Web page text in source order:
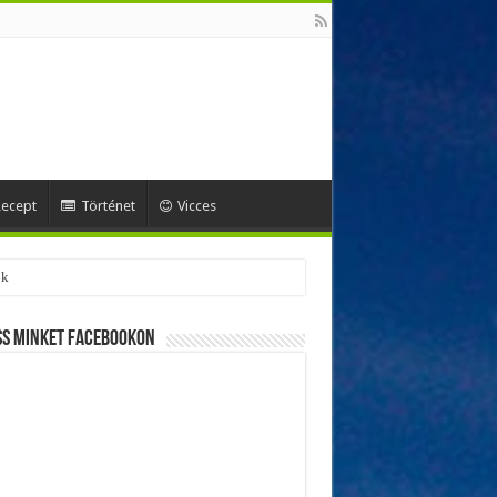
Történet Vicces
minket Facebookon